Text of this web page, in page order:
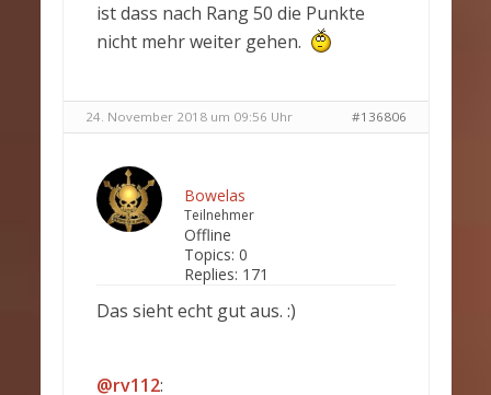
ist dass nach Rang 50 die Punkte
nicht mehr weiter gehen.
24. November 2018 um 09:56 Uhr #136806
Bowelas
Teilnehmer
Offline
Topics: 0
Replies: 171
Das sieht echt gut aus. :)
@rv112: